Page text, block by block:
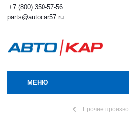
+7 (800) 350-57-56
parts@autocar57.ru
МЕНЮ
Прочие